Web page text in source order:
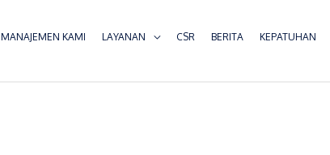
MANAJEMEN KAMI LAYANAN CSR BERITA KEPATUHAN